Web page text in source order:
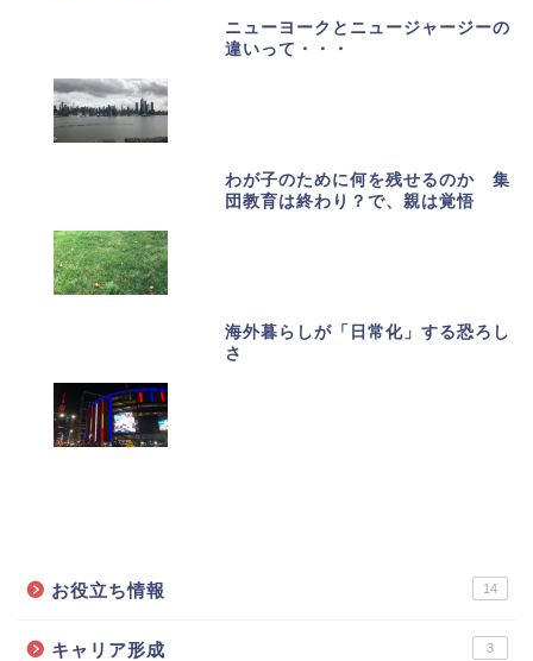
ニューヨークとニュージャージーの
違いって・・・
わが子のために何を残せるのか 集
団教育は終わり？で、親は覚悟
海外暮らしが「日常化」する恐ろし
さ
お役立ち情報 14
キャリア形成 3